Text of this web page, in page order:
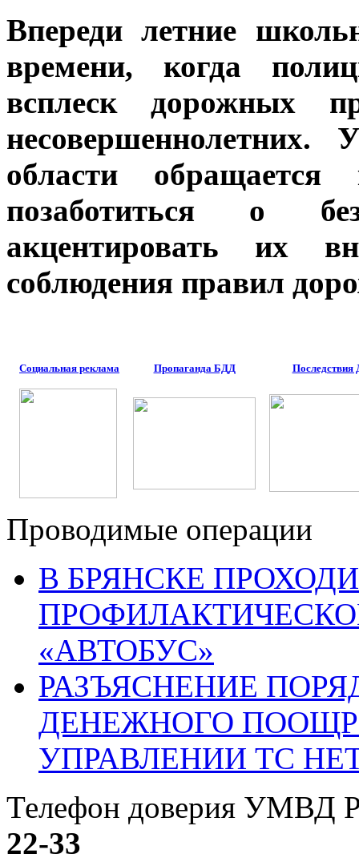
Впереди летние
времени, когда
всплеск дорожных
области
позаботиться о
акцентировать их
соблюдения правил
Социальная реклама Пропаганда БДД
Проводимые операции
В БРЯНСКЕ
«АВТОБУС»
РАЗЪЯСНЕНИЕ
ДЕНЕЖНОГО
УПРАВЛЕНИИ ТС
Телефон доверия УМВД
22-33